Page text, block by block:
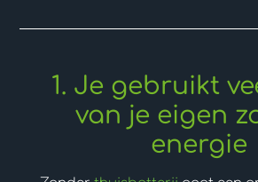
1. Je gebruikt
van je eigen
energie